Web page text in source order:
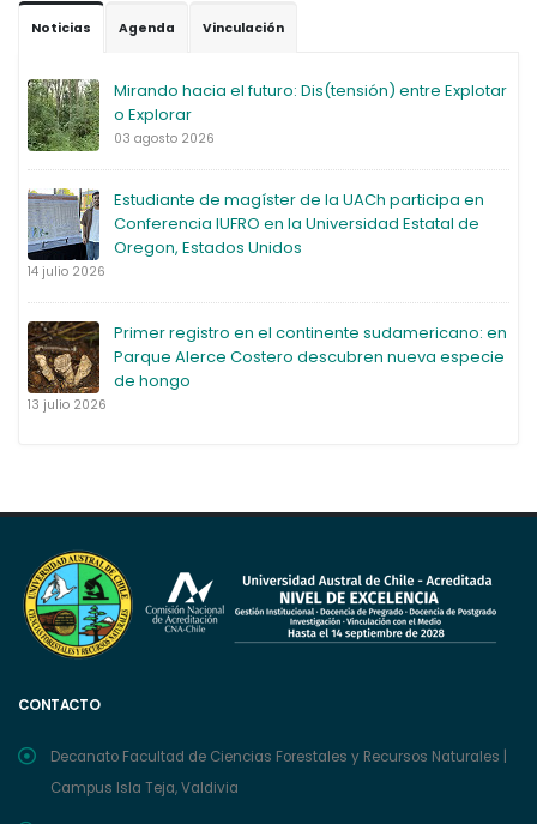
Noticias Agenda Vinculación
Mirando hacia el futuro: Dis(tensión) entre Explotar
o Explorar
03 agosto 2026
Estudiante de magíster de la UACh participa en
Conferencia IUFRO en la Universidad Estatal de
Oregon, Estados Unidos
14 julio 2026
Primer registro en el continente sudamericano: en
Parque Alerce Costero descubren nueva especie
de hongo
13 julio 2026
CONTACTO
Decanato Facultad de Ciencias Forestales y Recursos Naturales |
Campus Isla Teja, Valdivia